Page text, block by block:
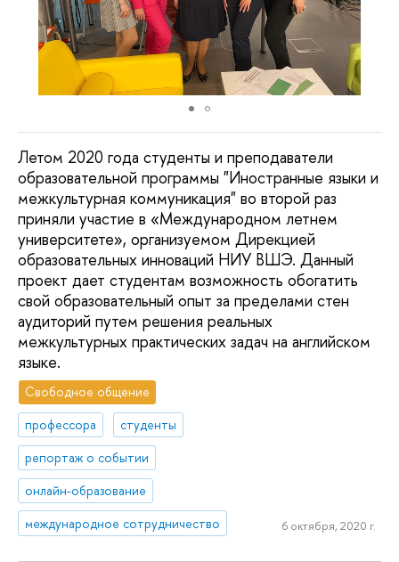
Летом 2020 года студенты и преподаватели
образовательной программы "Иностранные языки и
межкультурная коммуникация" во второй раз
приняли участие в «Международном летнем
университете», организуемом Дирекцией
образовательных инноваций НИУ ВШЭ. Данный
проект дает студентам возможность обогатить
свой образовательный опыт за пределами стен
аудиторий путем решения реальных
межкультурных практических задач на английском
языке.
Свободное общение
профессора
студенты
репортаж о событии
онлайн-образование
международное сотрудничество
6 октября, 2020 г.